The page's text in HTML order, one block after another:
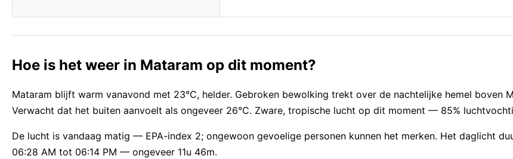
Hoe is het weer in Mataram op dit moment?
Mataram blijft warm vanavond met 23°C, helder. Gebroken bewolking trekt over de nachtelijke hemel boven
Verwacht dat het buiten aanvoelt als ongeveer 26°C. Zware, tropische lucht op dit moment — 85%
De lucht is vandaag matig — EPA-index 2; ongewoon gevoelige personen kunnen het merken. Het daglicht
06:28 AM tot 06:14 PM — ongeveer 11u 46m.